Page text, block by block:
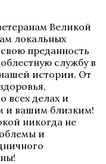
Великой
локальных
преданность
службу в
истории. От
всех делах и
и вашим близким!
никогда не
и